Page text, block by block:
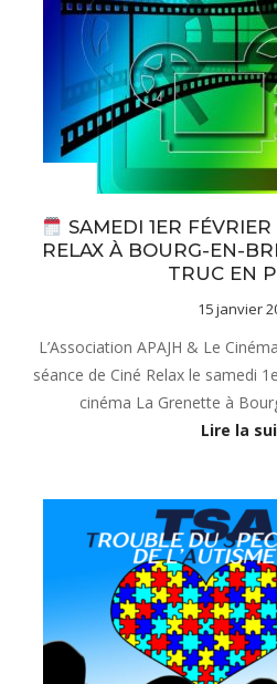
SAMEDI 1ER
RELAX À BOURG-EN-
TRUC EN
15 janvier
L’Association APAJH & Le
séance de Ciné Relax le samedi
cinéma La Grenette à
Lire la